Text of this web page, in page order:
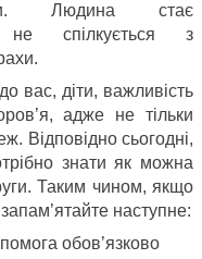
Людина стає
не спілкується з
вас, діти, важливість
адже не тільки
Відповідно сьогодні,
знати як можна
Таким чином, якщо
наступне:
обов’язково